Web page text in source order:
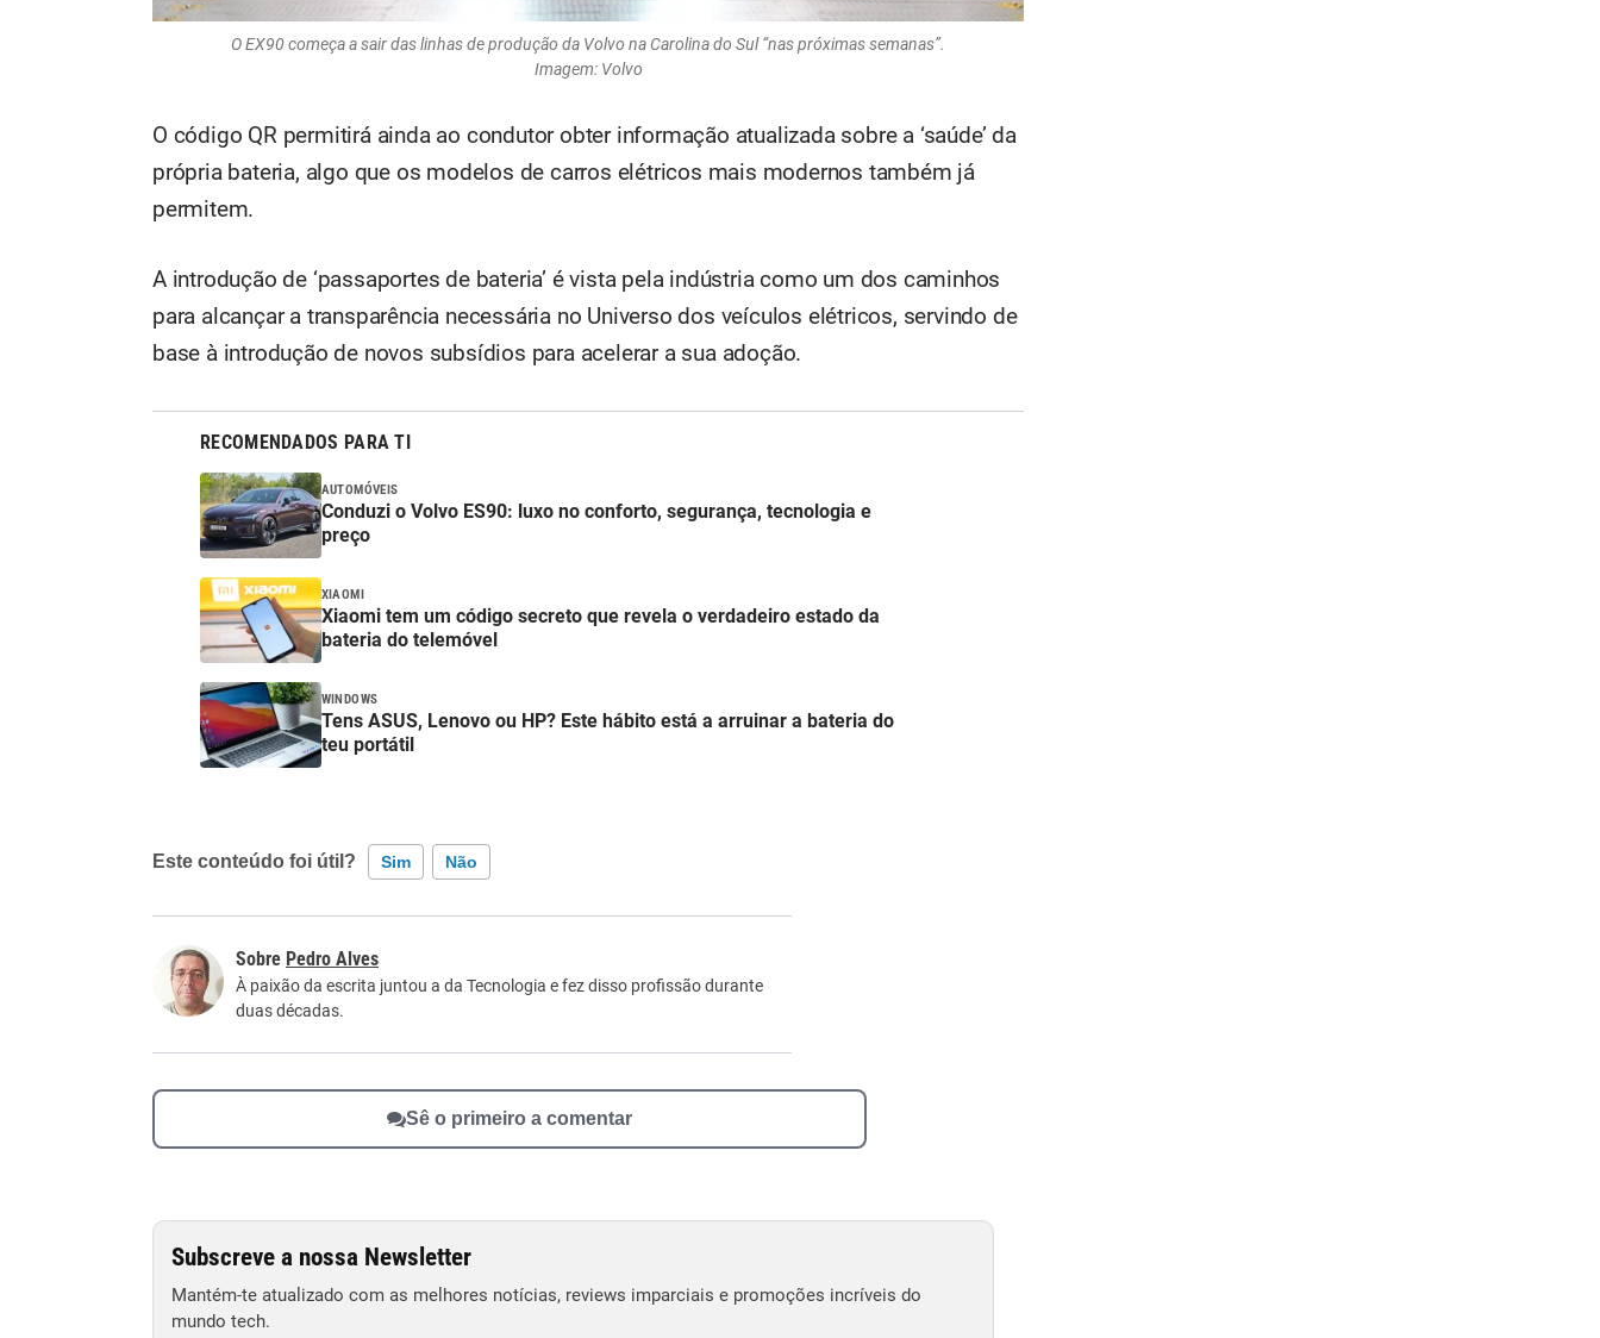
O EX90 começa a sair das linhas de produção da Volvo na Carolina do Sul “nas próximas semanas”.
Imagem: Volvo
O código QR permitirá ainda ao condutor obter informação atualizada sobre a ‘saúde’ da
própria bateria, algo que os modelos de carros elétricos mais modernos também já
permitem.
A introdução de ‘passaportes de bateria’ é vista pela indústria como um dos caminhos
para alcançar a transparência necessária no Universo dos veículos elétricos, servindo de
base à introdução de novos subsídios para acelerar a sua adoção.
RECOMENDADOS PARA TI
AUTOMÓVEIS
Conduzi o Volvo ES90: luxo no conforto, segurança, tecnologia e
preço
XIAOMI
Xiaomi tem um código secreto que revela o verdadeiro estado da
bateria do telemóvel
WINDOWS
Tens ASUS, Lenovo ou HP? Este hábito está a arruinar a bateria do
teu portátil
Este conteúdo foi útil? Sim Não
Este conteúdo não tem a informação que procuro
Pedro Alves
À paixão da escrita juntou a da Tecnologia e fez disso profissão durante
duas décadas.
Sê o primeiro a comentar
Subscreve a nossa Newsletter
Mantém-te atualizado com as melhores notícias, reviews imparciais e promoções incríveis do
mundo tech.